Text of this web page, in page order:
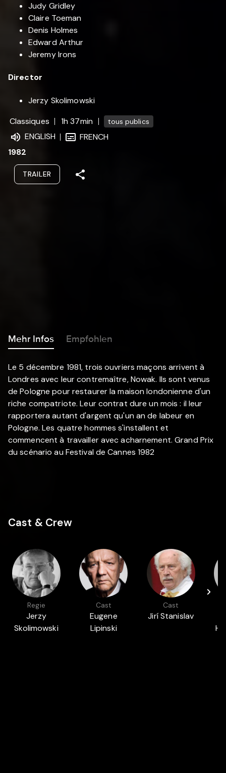
Judy Gridley
Claire Toeman
Denis Holmes
Edward Arthur
Jeremy Irons
Director
Jerzy Skolimowski
Classiques
1h 37min tous publics
ENGLISH
FRENCH
1982
TRAILER
Mehr Infos Empfohlen
Le 5 décembre 1981, trois ouvriers maçons arrivent à
Londres avec leur contremaître, Nowak. Ils sont venus
de Pologne pour restaurer la maison londonienne d'un
riche compatriote. Leur contrat dure un mois : il leur
rapportera autant d'argent qu'un an de labeur en
Pologne. Les quatre hommes s'installent et
commencent à travailler avec acharnement. Grand Prix
du scénario au Festival de Cannes 1982
Cast & Crew
Regie
Jerzy
Skolimowski
Cast
Eugene
Lipinski
Cast
Jirí Stanislav